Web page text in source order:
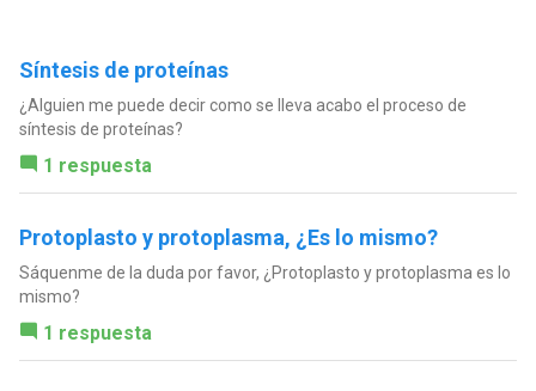
Síntesis de proteínas
¿Alguien me puede decir como se lleva acabo el proceso de
síntesis de proteínas?
1 respuesta
Protoplasto y protoplasma, ¿Es lo mismo?
Sáquenme de la duda por favor, ¿Protoplasto y protoplasma es lo
mismo?
1 respuesta